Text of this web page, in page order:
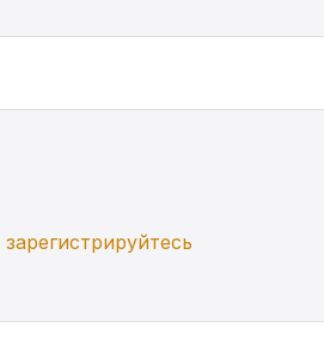
зарегистрируйтесь